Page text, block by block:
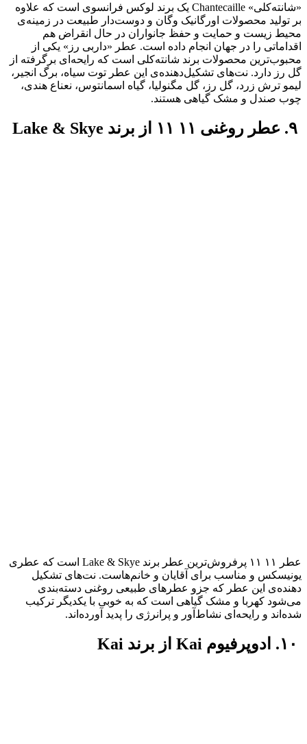
«شانته‌کلی» Chantecaille یک برند لوکس فرانسوی است که علاوه
بر تولید محصولات اورگانیک وگان و دوست‌دار طبیعت در زمینه‌ی
محیط‌ زیست و حمایت و حفظ جانواران در حال انقراض هم
اقداماتی را در جهان انجام داده است. عطر «داربی رز» یکی از
محبوب‌ترین محصولات برند شانته‌کلی است که رایحه‌ای برگرفته از
گل رز دارد. نت‌های تشکیل‌دهنده‌ی این عطر توت سیاه، برگ انجیر،
لیمو ترش زرد، گل رز، گل مگنولیا، گیاه اسمانتوس، نعناع هندی،
چوب صندل و مشک گیاهی هستند.
عطر ۱۱ ۱۱ پرفروش‌ترین عطر برند Lake & Skye است که عطری
یونیسکس و مناسب برای آقایان و خانم‌هاست. نت‌های تشکیل
دهنده‌ی این عطر که جزو عطر‌های طبیعی روغنی دسته‌بندی
می‌شود کهربا و مشک گیاهی است که به خوبی با یکدیگر ترکیب
شده‌اند و رایحه‌ای نشاط‌آور و پر‌انرژی را پدید آورده‌اند.